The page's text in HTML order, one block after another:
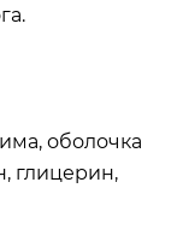
оболочка
глицерин,